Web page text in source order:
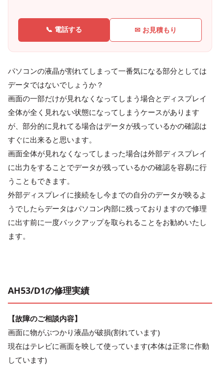
📞 電話する ✉ お見積もり
パソコンの液晶が割れてしまって一番気になる部分としては
データではないでしょうか？
画面の一部だけが見れなくなってしまう場合とディスプレイ
全体が全く見れない状態になってしまうケースがあります
が、部分的に見れてる場合はデータが残っているかの確認は
すぐに出来ると思います。
画面全体が見れなくなってしまった場合は外部ディスプレイ
に出力をすることでデータが残っているかの確認を容易に行
うこともできます。
外部ディスプレイに接続をし今までの自分のデータが映るよ
うでしたらデータはパソコン内部に残っておりますので修理
に出す前に一度バックアップを取られることをお勧めいたし
ます。
AH53/D1の修理実績
【故障のご相談内容】
画面に物がぶつかり液晶が破損(割れています)
現在はテレビに画面を映して使っています(本体は正常に作動
しています)